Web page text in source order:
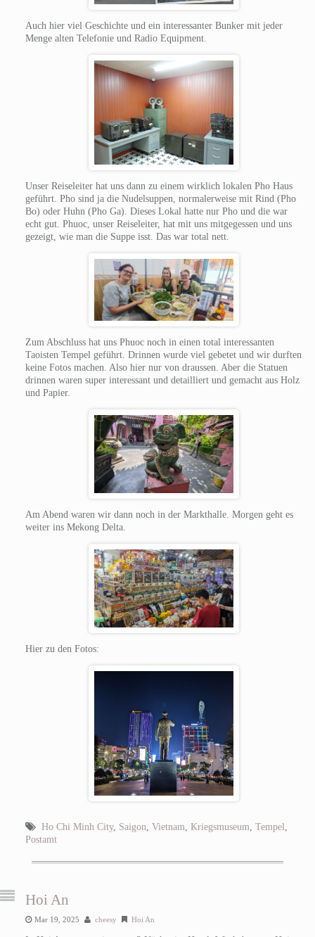
Auch hier viel Geschichte und ein interessanter Bunker mit jeder
Menge alten Telefonie und Radio Equipment.
Unser Reiseleiter hat uns dann zu einem wirklich lokalen Pho Haus
geführt. Pho sind ja die Nudelsuppen, normalerweise mit Rind (Pho
Bo) oder Huhn (Pho Ga). Dieses Lokal hatte nur Pho und die war
echt gut. Phuoc, unser Reiseleiter, hat mit uns mitgegessen und uns
gezeigt, wie man die Suppe isst. Das war total nett.
Zum Abschluss hat uns Phuoc noch in einen total interessanten
Taoisten Tempel geführt. Drinnen wurde viel gebetet und wir durften
keine Fotos machen. Also hier nur von draussen. Aber die Statuen
drinnen waren super interessant und detailliert und gemacht aus Holz
und Papier.
Am Abend waren wir dann noch in der Markthalle. Morgen geht es
weiter ins Mekong Delta.
Hier zu den Fotos:
Ho Chi Minh City, Saigon Vietnam Kriegsmuseum Tempel
Postamt
Hoi An
Mar 19, 2025 cheesy Hoi An